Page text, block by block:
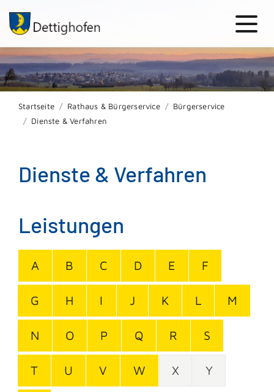
Startseite Rathaus & Bürgerservice
Bürgerservice
Dienste & Verfahren
Dienste & Verfahren
Leistungen
A B C D E F
G H I J K L M
N O P Q R S
T U V W X Y